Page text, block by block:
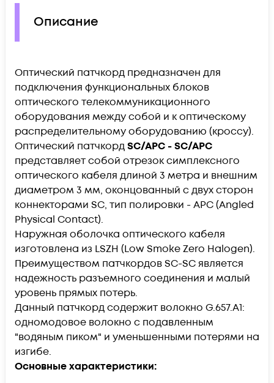
Описание
Оптический патчкорд предназначен для
подключения функциональных блоков
оптического телекоммуникационного
оборудования между собой и к оптическому
распределительному оборудованию (кроссу).
Оптический патчкордSC/APC - SC/APC
представляет собой отрезок симплексного
оптического кабеля длиной 3 метра и внешним
диаметром 3 мм, оконцованный с двух сторон
коннекторами SC, тип полировки - APC (Angled
Physical Contact).
Наружная оболочка оптического кабеля
изготовлена из LSZH (Low Smoke Zero Halogen).
Преимуществом патчкордов SC-SC является
надежность разъемного соединения и малый
уровень прямых потерь.
Данный патчкорд содержит волокно G.657.А1:
одномодовое волокно с подавленным
"водяным пиком" и уменьшенными потерями на
изгибе.
Основные характеристики: